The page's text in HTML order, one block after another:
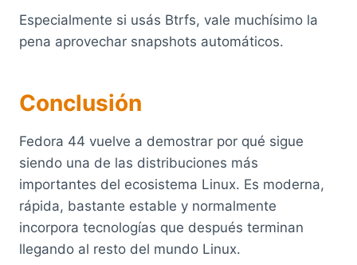
Especialmente si usás Btrfs, vale muchísimo la
pena aprovechar snapshots automáticos.
Conclusión
Fedora 44 vuelve a demostrar por qué sigue
siendo una de las distribuciones más
importantes del ecosistema Linux. Es moderna,
rápida, bastante estable y normalmente
incorpora tecnologías que después terminan
llegando al resto del mundo Linux.